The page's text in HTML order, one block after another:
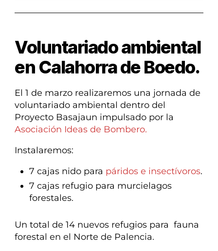
Voluntariado ambiental
en Calahorra de Boedo.
El 1 de marzo realizaremos una jornada de
voluntariado ambiental dentro del
Proyecto Basajaun impulsado por la
Asociación Ideas de Bombero.
Instalaremos:
7 cajas nido para páridos e insectívoros.
7 cajas refugio para murcielagos
forestales.
Un total de 14 nuevos refugios para fauna
forestal en el Norte de Palencia.